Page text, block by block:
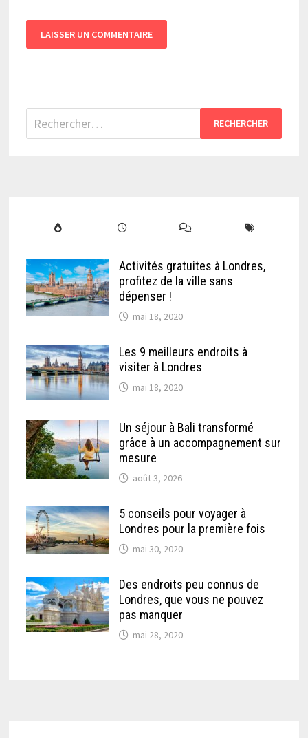
Rechercher :
Activités gratuites à Londres,
profitez de la ville sans
dépenser !
mai 18, 2020
Les 9 meilleurs endroits à
visiter à Londres
mai 18, 2020
Un séjour à Bali transformé
grâce à un accompagnement sur
mesure
août 3, 2026
5 conseils pour voyager à
Londres pour la première fois
mai 30, 2020
Des endroits peu connus de
Londres, que vous ne pouvez
pas manquer
mai 28, 2020